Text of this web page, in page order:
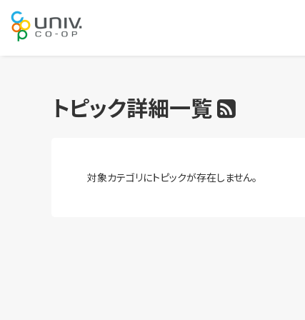
トピック詳細一覧
対象カテゴリにトピックが存在しません。